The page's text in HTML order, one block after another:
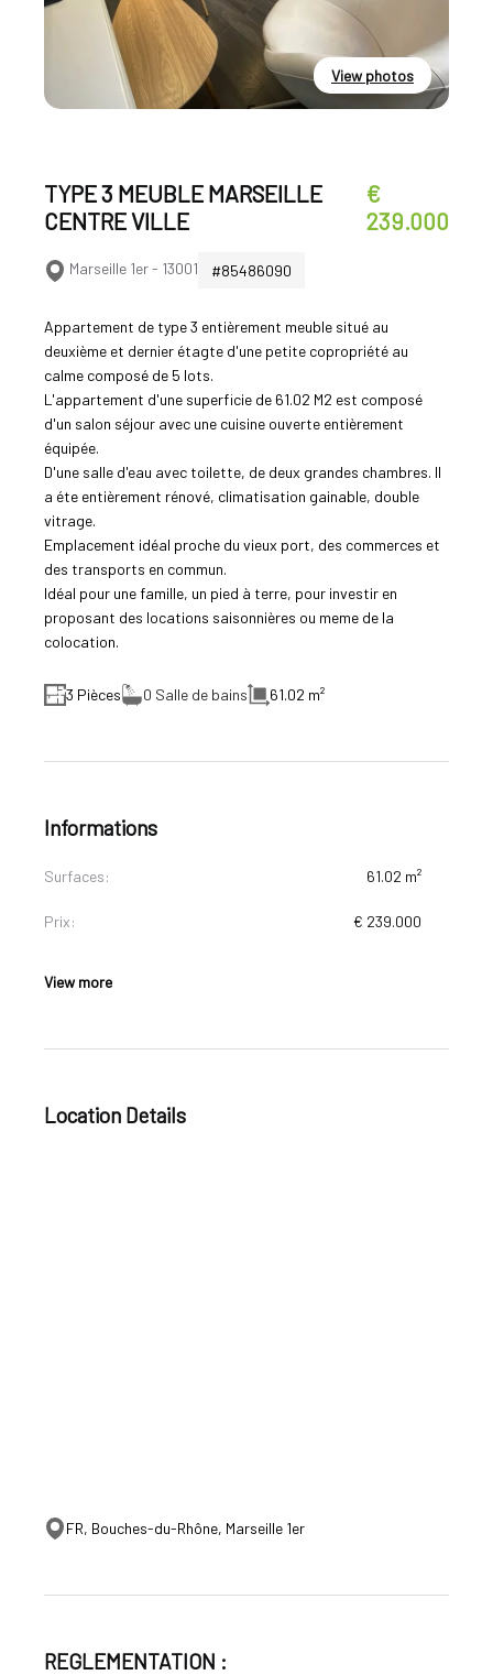
View photos
TYPE 3 MEUBLE MARSEILLE
CENTRE VILLE
€
239.000
Marseille 1er - 13001 #85486090
Appartement de type 3 entièrement meuble situé au
deuxième et dernier étagte d'une petite copropriété au
calme composé de 5 lots.
L'appartement d'une superficie de 61.02 M2 est composé
d'un salon séjour avec une cuisine ouverte entièrement
équipée.
D'une salle d'eau avec toilette, de deux grandes chambres. Il
a éte entièrement rénové, climatisation gainable, double
vitrage.
Emplacement idéal proche du vieux port, des commerces et
des transports en commun.
Idéal pour une famille, un pied à terre, pour investir en
proposant des locations saisonnières ou meme de la
colocation.
3 Pièces 0 Salle de bains 61.02 m²
Informations
Surfaces: 61.02 m²
Prix: € 239.000
View more
Location Details
FR, Bouches-du-Rhône, Marseille 1er
REGLEMENTATION :